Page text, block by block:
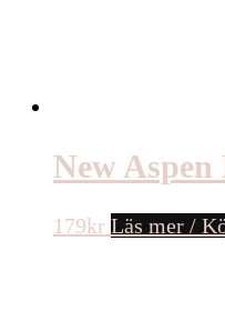
New Aspen
179kr Läs mer /